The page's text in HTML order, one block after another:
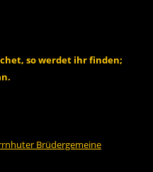
so werdet ihr finden;
Brüdergemeine